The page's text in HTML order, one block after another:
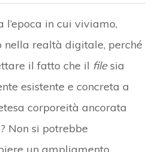
l’epoca in cui viviamo,
nella realtà digitale, perché
il fatto che il filesia
esistente e concreta a
corporeità ancorata
Non si potrebbe